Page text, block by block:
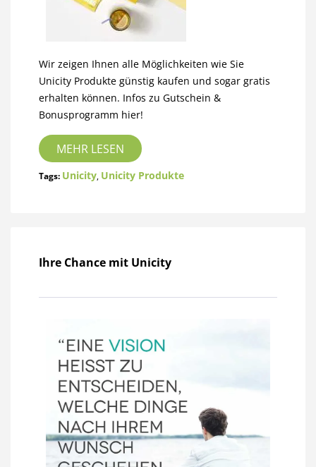
Wir zeigen Ihnen alle Möglichkeiten wie Sie
Unicity Produkte günstig kaufen und sogar gratis
erhalten können. Infos zu Gutschein &
Bonusprogramm hier!
MEHR LESEN
Tags: Unicity, Unicity Produkte
Ihre Chance mit Unicity